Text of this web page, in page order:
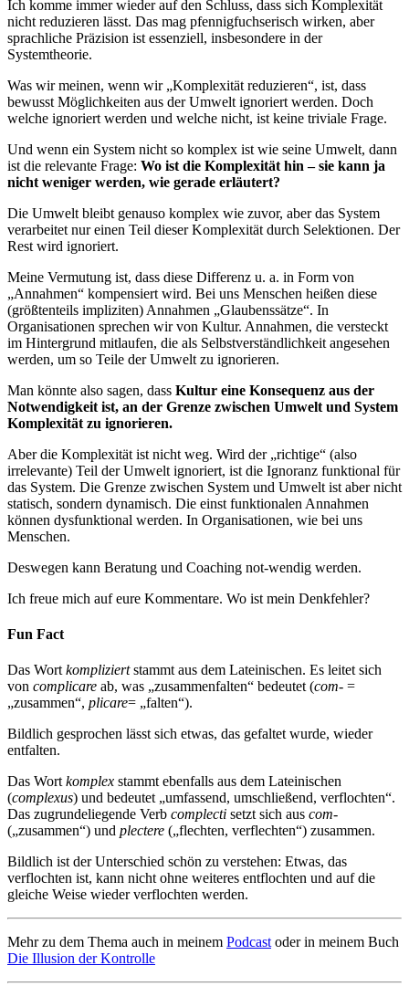
Ich komme immer wieder auf den Schluss, dass sich Komplexität
nicht reduzieren lässt. Das mag pfennigfuchserisch wirken, aber
sprachliche Präzision ist essenziell, insbesondere in der
Systemtheorie.
Was wir meinen, wenn wir „Komplexität reduzieren“, ist, dass
bewusst Möglichkeiten aus der Umwelt ignoriert werden. Doch
welche ignoriert werden und welche nicht, ist keine triviale Frage.
Und wenn ein System nicht so komplex ist wie seine Umwelt, dann
ist die relevante Frage: Wo ist die Komplexität hin – sie kann ja
nicht weniger werden, wie gerade erläutert?
Die Umwelt bleibt genauso komplex wie zuvor, aber das System
verarbeitet nur einen Teil dieser Komplexität durch Selektionen. Der
Rest wird ignoriert.
Meine Vermutung ist, dass diese Differenz u. a. in Form von
„Annahmen“ kompensiert wird. Bei uns Menschen heißen diese
(größtenteils impliziten) Annahmen „Glaubenssätze“. In
Organisationen sprechen wir von Kultur. Annahmen, die versteckt
im Hintergrund mitlaufen, die als Selbstverständlichkeit angesehen
werden, um so Teile der Umwelt zu ignorieren.
Man könnte also sagen, dass Kultur eine Konsequenz aus der
Notwendigkeit ist, an der Grenze zwischen Umwelt und System
Komplexität zu ignorieren.
Aber die Komplexität ist nicht weg. Wird der „richtige“ (also
irrelevante) Teil der Umwelt ignoriert, ist die Ignoranz funktional für
das System. Die Grenze zwischen System und Umwelt ist aber nicht
statisch, sondern dynamisch. Die einst funktionalen Annahmen
können dysfunktional werden. In Organisationen, wie bei uns
Menschen.
Deswegen kann Beratung und Coaching not-wendig werden.
Ich freue mich auf eure Kommentare. Wo ist mein Denkfehler?
Fun Fact
Das Wort kompliziertstammt aus dem Lateinischen. Es leitet sich
von complicare ab, was „zusammenfalten“ bedeutet (com- =
„zusammen“, plicare= „falten“).
Bildlich gesprochen lässt sich etwas, das gefaltet wurde, wieder
entfalten.
Das Wort komplex stammt ebenfalls aus dem Lateinischen
(complexus) und bedeutet „umfassend, umschließend, verflochten“.
Das zugrundeliegende Verb complecti setzt sich aus com-
(„zusammen“) und plectere („flechten, verflechten“) zusammen.
Bildlich ist der Unterschied schön zu verstehen: Etwas, das
verflochten ist, kann nicht ohne weiteres entflochten und auf die
gleiche Weise wieder verflochten werden.
Mehr zu dem Thema auch in meinem Podcast oder in meinem Buch
Die Illusion der Kontrolle